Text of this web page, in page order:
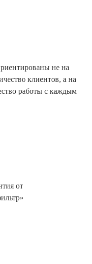
не на
клиентов, а на
работы с каждым
от